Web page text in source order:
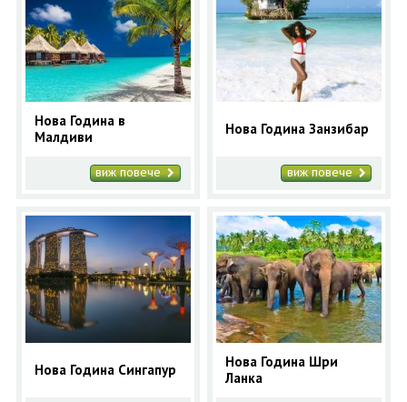
Нова Година в
Малдиви
виж повече
Нова Година Занзибар
виж повече
Нова Година Сингапур
Нова Година Шри
Ланка